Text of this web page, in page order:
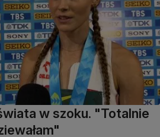
w szoku. "Totalnie